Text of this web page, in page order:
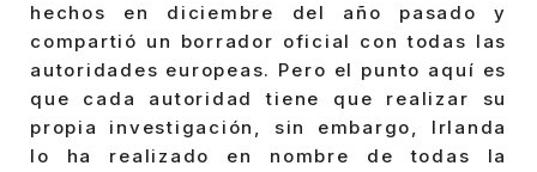
hechos en diciembre del año pasado y
compartió un borrador oficial con todas las
autoridades europeas. Pero el punto aquí es
que cada autoridad tiene que realizar su
propia investigación, sin embargo, Irlanda
lo ha realizado en nombre de todas la